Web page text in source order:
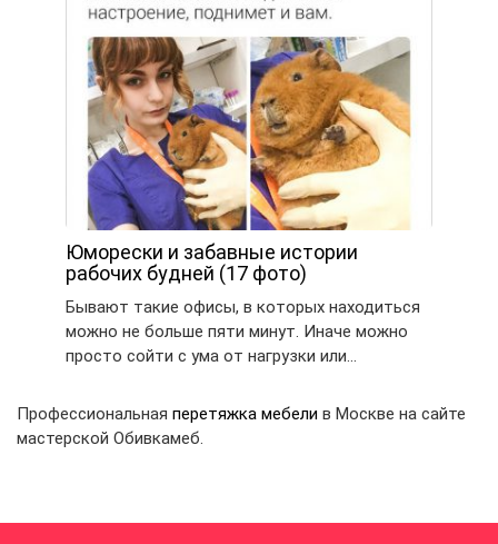
Юморески и забавные истории
рабочих будней (17 фото)
Бывают такие офисы, в которых находиться
можно не больше пяти минут. Иначе можно
просто сойти с ума от нагрузки или…
Профессиональная перетяжка мебели в Москве на сайте
мастерской Обивкамеб.